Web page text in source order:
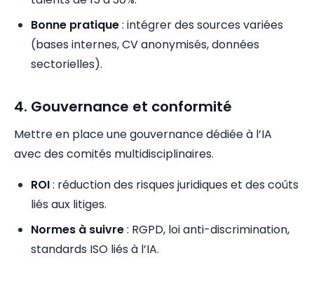
Bonne pratique: intégrer des sources variées
(bases internes, CV anonymisés, données
sectorielles).
4. Gouvernance et conformité
Mettre en place une gouvernance dédiée à l’IA
avec des comités multidisciplinaires.
ROI: réduction des risques juridiques et des coûts
liés aux litiges.
Normes à suivre: RGPD, loi anti-discrimination,
standards ISO liés à l’IA.